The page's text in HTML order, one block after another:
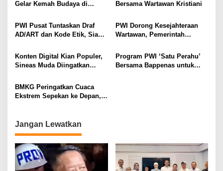
Gelar Kemah Budaya di
dan Kejujuran
Bersama Wartawan Kristiani
PWI Pusat Tuntaskan Draf
AD/ART dan Kode Etik, Siap
PWI Dorong Kesejahteraan
Wartawan, Pemerintah
Tahun 2026
Konten Digital Kian Populer,
Sineas Muda Diingatkan
Berkarya
Program PWI ‘Satu Perahu’
Bersama Bappenas untuk
BMKG Peringatkan Cuaca
Ekstrem Sepekan ke Depan,
Jangan Lewatkan